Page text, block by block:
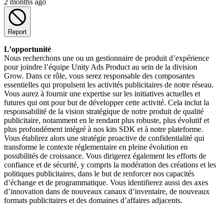
Report
L’opportunité
Nous recherchons une ou un gestionnaire de produit d’expérience
pour joindre l’équipe Unity Ads Product au sein de la division
Grow. Dans ce rôle, vous serez responsable des composantes
essentielles qui propulsent les activités publicitaires de notre réseau.
Vous aurez à fournir une expertise sur les initiatives actuelles et
futures qui ont pour but de développer cette activité. Cela inclut la
responsabilité de la vision stratégique de notre produit de qualité
publicitaire, notamment en le rendant plus robuste, plus évolutif et
plus profondément intégré à nos kits SDK et à notre plateforme.
Vous établirez alors une stratégie proactive de confidentialité qui
transforme le contexte réglementaire en pleine évolution en
possibilités de croissance. Vous dirigerez également les efforts de
confiance et de sécurité, y compris la modération des créations et les
politiques publicitaires, dans le but de renforcer nos capacités
d’échange et de programmatique. Vous identifierez aussi des axes
d’innovation dans de nouveaux canaux d’inventaire, de nouveaux
formats publicitaires et des domaines d’affaires adjacents.